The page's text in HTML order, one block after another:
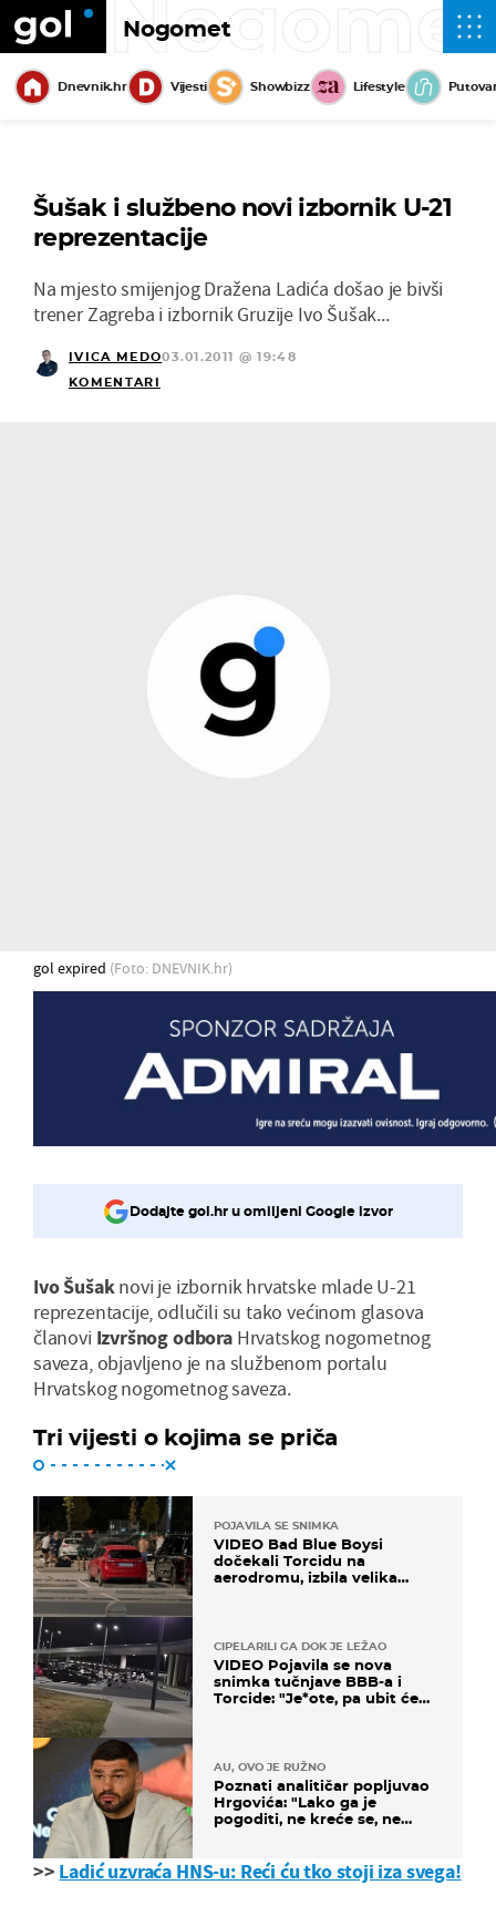
Nogomet
Dnevnik.hr Vijesti Showbizz Lifestyle
Šušak i službeno novi izbornik U-21
reprezentacije
Na mjesto smijenjog Dražena Ladića došao je bivši
trener Zagreba i izbornik Gruzije Ivo Šušak...
IVICA MEDO03.01.2011 @ 19:48
KOMENTARI
gol expired (Foto: DNEVNIK.hr)
Dodajte gol.hr u omiljeni Google izvor
Ivo Šušaknovi je izbornik hrvatske mlade U-21
reprezentacije, odlučili su tako većinom glasova
članovi Izvršnog odbora Hrvatskog nogometnog
saveza, objavljeno je na službenom portalu
Hrvatskog nogometnog saveza.
Tri vijesti o kojima se priča
POJAVILA SE SNIMKA
VIDEO Bad Blue Boysi
dočekali Torcidu na
aerodromu, izbila velika
CIPELARILI GA DOK JE LEŽAO
VIDEO Pojavila se nova
snimka tučnjave BBB-a i
Torcide: "Je*ote, pa ubit će
AU, OVO JE RUŽNO
Poznati analitičar popljuvao
Hrgovića: "Lako ga je
pogoditi, ne kreće se, ne
>> Ladić uzvraća HNS-u: Reći ću tko stoji iza svega!